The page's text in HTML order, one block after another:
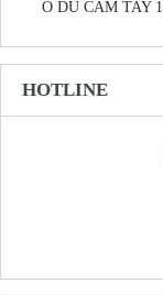
Ô DÙ CẦM TAY
HOTLINE